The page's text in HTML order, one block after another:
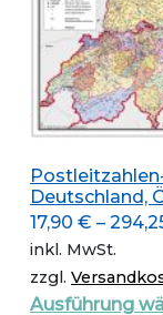
Deutschland,
17,90 € –
inkl. MwSt.
zzgl.
Ausführung